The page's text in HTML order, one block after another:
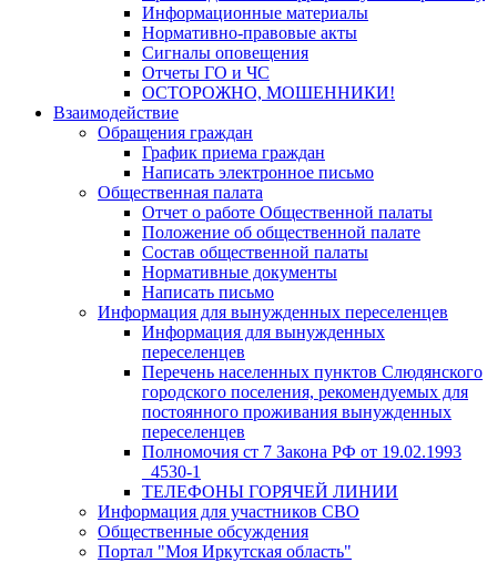
Информационные материалы
Нормативно-правовые акты
Сигналы оповещения
Отчеты ГО и ЧС
ОСТОРОЖНО, МОШЕННИКИ!
Взаимодействие
Обращения граждан
График приема граждан
Написать электронное письмо
Общественная палата
Отчет о работе Общественной палаты
Положение об общественной палате
Состав общественной палаты
Нормативные документы
Написать письмо
Информация для вынужденных переселенцев
Информация для вынужденных
переселенцев
Перечень населенных пунктов Слюдянского
городского поселения, рекомендуемых для
постоянного проживания вынужденных
переселенцев
Полномочия ст 7 Закона РФ от 19.02.1993
_4530-1
ТЕЛЕФОНЫ ГОРЯЧЕЙ ЛИНИИ
Информация для участников СВО
Общественные обсуждения
Портал "Моя Иркутская область"